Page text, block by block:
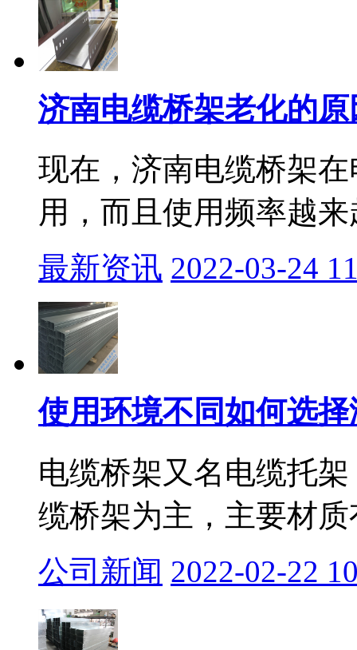
济南电缆桥架老化的
现在，济南电缆桥架
用，而且使用频率越
最新资讯 2022-03-24
使用环境不同如何选
电缆桥架又名电缆托
缆桥架为主，主要材
公司新闻 2022-02-22